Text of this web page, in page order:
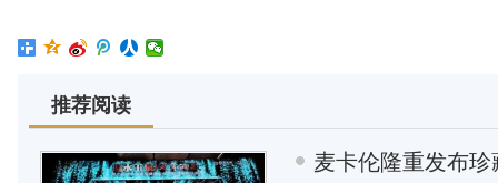
推荐阅读
麦卡伦隆重发布